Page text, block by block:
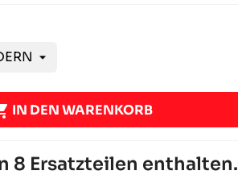
IN DEN WARENKORB
8 Ersatzteilen enthalten.